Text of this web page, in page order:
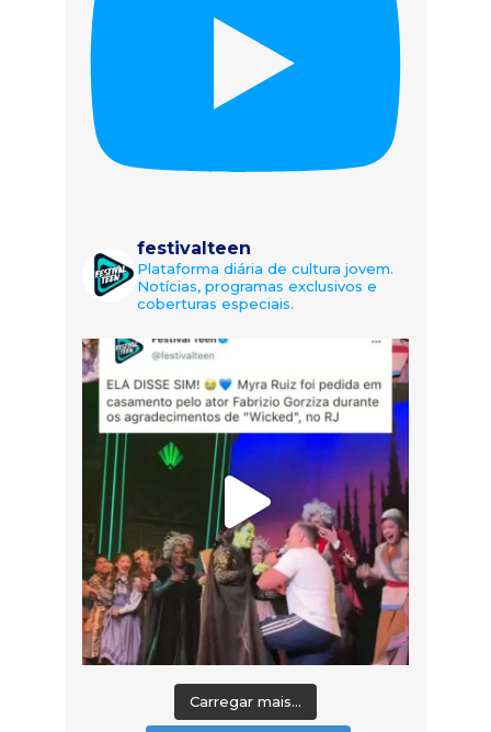
festivalteen
Plataforma diária de cultura jovem.
Notícias, programas exclusivos e
coberturas especiais.
Carregar mais...